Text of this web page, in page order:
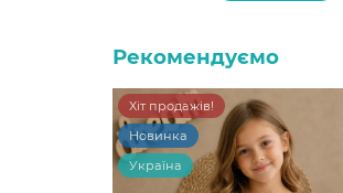
Рекомендуємо
Хіт продажів!
Новинка
Україна